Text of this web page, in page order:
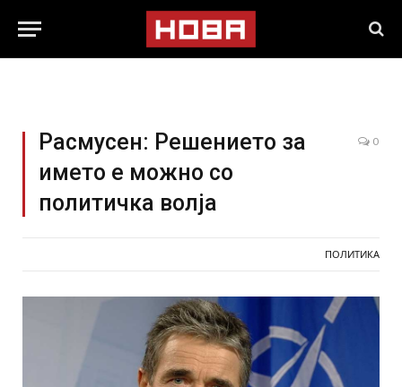
Расмусен: Решението за
името е можно со
политичка волја
0
ПОЛИТИКА